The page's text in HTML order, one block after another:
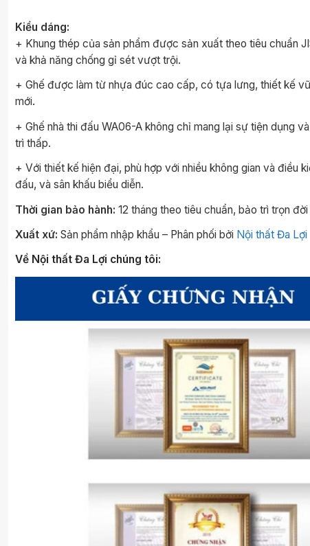
Kiểu dáng:
+ Khung thép của sản phẩm được sản xuất theo tiêu chuẩn
và khả năng chống gỉ sét vượt trội.
+ Ghế được làm từ nhựa đúc cao cấp, có tựa lưng, thiết kế
mới.
+ Ghế nhà thi đấu WA06-A không chỉ mang lại sự tiện dụng
trì thấp.
+ Với thiết kế hiện đại, phù hợp với nhiều không gian và điều
đấu, và sân khấu biểu diễn.
Thời gian bảo hành: 12 tháng theo tiêu chuẩn, bảo trì trọn
Xuất xứ: Sản phẩm nhập khẩu – Phân phối bởi Nội thất Đa Lợi
Về Nội thất Đa Lợi chúng tôi: